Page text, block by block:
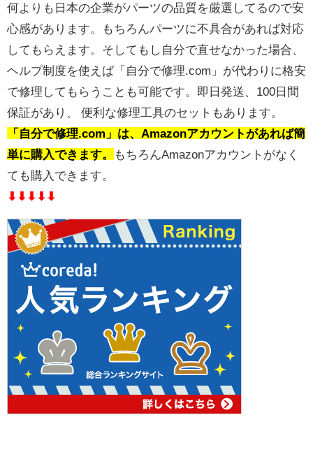
何よりも日本の企業がパーツの品質を厳選してるので安
心感があります。もちろんパーツに不具合があれば対応
してもらえます。そしてもし自分で直せなかった場合、
ヘルプ制度を使えば「自分で修理.com」が代わりに格安
で修理してもらうことも可能です。即日発送、100日間
保証があり、 便利な修理工具のセットもあります。
「自分で修理.com」は、Amazonアカウントがあれば簡
単に購入できます。
もちろんAmazonアカウントがなく
ても購入できます。
⬇︎⬇︎⬇︎⬇︎⬇︎